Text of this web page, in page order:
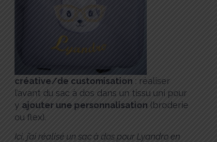
créative/de customisation : réaliser
l’avant du sac à dos dans un tissu uni pour
y ajouter une personnalisation (broderie
ou flex).
Ici, j’ai réalisé un sac à dos pour Lyandro en